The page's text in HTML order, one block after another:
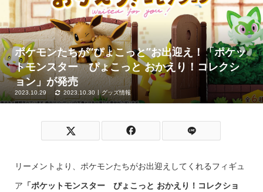
ポケモンたちが“ぴょこっと”お出迎え！「ポケッ
トモンスター ぴょこっと おかえり！コレクシ
ョン」が発売
2023.10.29 2023.10.30 グッズ情報
リーメントより、ポケモンたちがお出迎えしてくれるフィギュ
ア 「ポケットモンスター ぴょこっと おかえり！コレクショ